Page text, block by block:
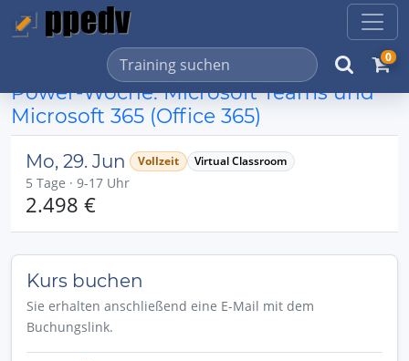
0
Power-Woche: Microsoft Teams und
Microsoft 365 (Office 365)
Mo, 29. Jun Vollzeit Virtual Classroom
5 Tage · 9-17 Uhr
2.498 €
Kurs buchen
Sie erhalten anschließend eine E-Mail mit dem
Buchungslink.